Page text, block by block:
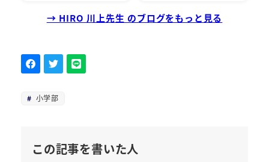
→ HIRO 川上先生 のブログをもっと見る
小学部
この記事を書いた人